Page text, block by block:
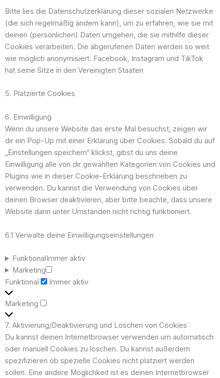
Bitte lies die Datenschutzerklärung dieser sozialen Netzwerke
(die sich regelmäßig ändern kann), um zu erfahren, wie sie mit
deinen (persönlichen) Daten umgehen, die sie mithilfe dieser
Cookies verarbeiten. Die abgerufenen Daten werden so weit
wie möglich anonymisiert. Facebook, Instagram und TikTok
hat seine Sitze in den Vereinigten Staaten
5. Platzierte Cookies
6. Einwilligung
Wenn du unsere Website das erste Mal besuchst, zeigen wir
dir ein Pop-Up mit einer Erklärung über Cookies. Sobald du auf
„Einstellungen speichern“ klickst, gibst du uns deine
Einwilligung alle von dir gewählten Kategorien von Cookies und
Plugins wie in dieser Cookie-Erklärung beschrieben zu
verwenden. Du kannst die Verwendung von Cookies über
deinen Browser deaktivieren, aber bitte beachte, dass unsere
Website dann unter Umständen nicht richtig funktioniert.
6.1 Verwalte deine Einwilligungseinstellungen
FunktionalImmer aktiv
Marketing
Funktional
Immer aktiv
Marketing
7. Aktivierung/Deaktivierung und Löschen von Cookies
Du kannst deinen Internetbrowser verwenden um automatisch
oder manuell Cookies zu löschen. Du kannst außerdem
spezifizieren ob spezielle Cookies nicht platziert werden
sollen. Eine andere Möglichkeit ist es deinen Internetbrowser